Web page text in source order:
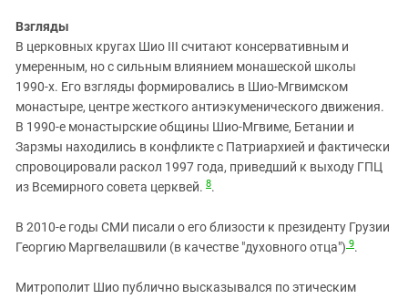
Взгляды
В церковных кругах Шио III считают консервативным и
умеренным, но с сильным влиянием монашеской школы
1990‑х. Его взгляды формировались в Шио‑Мгвимском
монастыре, центре жесткого антиэкуменического движения.
В 1990‑е монастырские общины Шио‑Мгвиме, Бетании и
Зарзмы находились в конфликте с Патриархией и фактически
спровоцировали раскол 1997 года, приведший к выходу ГПЦ
из Всемирного совета церквей. 8.
В 2010‑е годы СМИ писали о его близости к президенту Грузии
Георгию Маргвелашвили (в качестве "духовного отца") 9.
Митрополит Шио публично высказывался по этическим